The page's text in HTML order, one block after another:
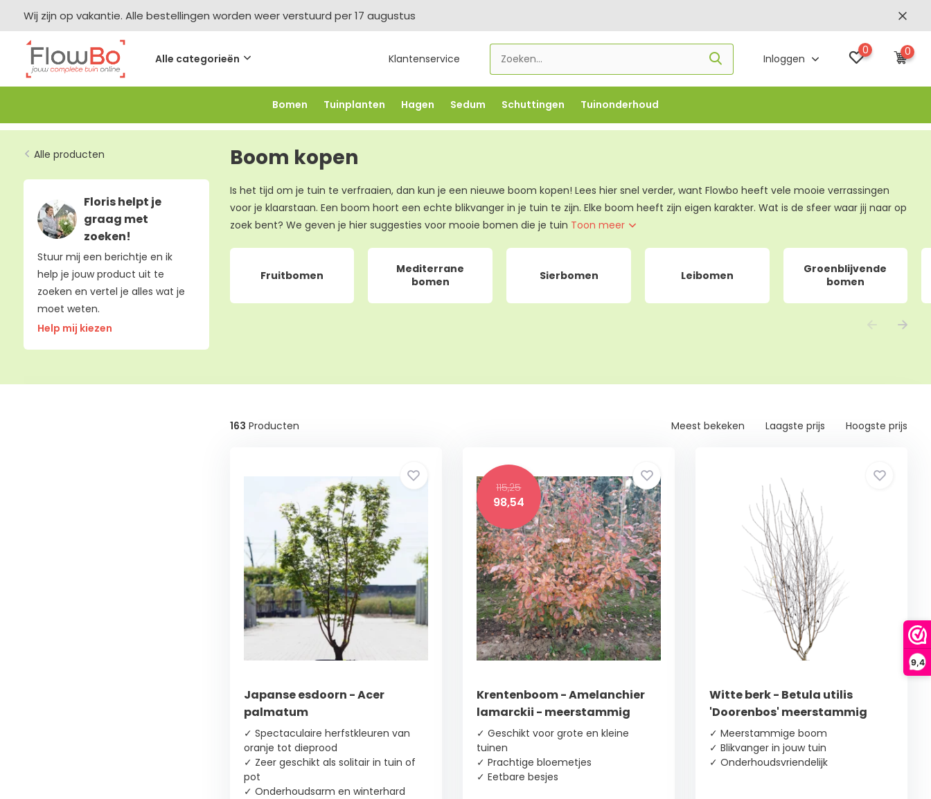
9,4
Wij zijn op vakantie. Alle bestellingen worden weer verstuurd per 17 augustus
Alle categorieën Klantenservice Inloggen
0 0
Bomen Tuinplanten Hagen Sedum Schuttingen Tuinonderhoud
-2,5% vanaf €250 -FLOWBO250 -5% vanaf €500 -FLOWBO500 -7,5% vanaf €1000 -
Alle producten
Floris helpt je
graag met
zoeken!
Stuur mij een berichtje en ik
help je jouw product uit te
zoeken en vertel je alles wat je
moet weten.
Help mij kiezen
Boom kopen
Is het tijd om je tuin te verfraaien, dan kun je een nieuwe boom kopen! Lees hier snel verder, want Flowbo heeft vele mooie verrassingen
voor je klaarstaan. Een boom hoort een echte blikvanger in je tuin te zijn. Elke boom heeft zijn eigen karakter. Wat is de sfeer waar jij naar op
zoek bent? We geven je hier suggesties voor mooie bomen die je tuin Toon meer
Fruitbomen
Mediterrane
bomen
Sierbomen Leibomen
Groenblijvende
bomen
163 Producten Meest bekeken Laagste prijs Hoogste prijs
Japanse esdoorn - Acer
palmatum
✓ Spectaculaire herfstkleuren van
oranje tot dieprood
✓ Zeer geschikt als solitair in tuin of
pot
✓ Onderhoudsarm en winterhard
115,25
98,54
Krentenboom - Amelanchier
lamarckii - meerstammig
✓ Geschikt voor grote en kleine
tuinen
✓ Prachtige bloemetjes
✓ Eetbare besjes
Witte berk - Betula utilis
'Doorenbos' meerstammig
✓ Meerstammige boom
✓ Blikvanger in jouw tuin
✓ Onderhoudsvriendelijk